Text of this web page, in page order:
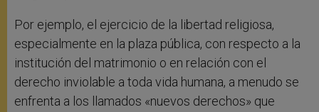
Por ejemplo, el ejercicio de la libertad religiosa,
especialmente en la plaza pública, con respecto a la
institución del matrimonio o en relación con el
derecho inviolable a toda vida humana, a menudo se
enfrenta a los llamados «nuevos derechos» que